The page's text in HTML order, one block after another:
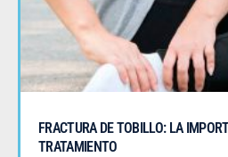
FRACTURA DE TOBILLO: LA
TRATAMIENTO